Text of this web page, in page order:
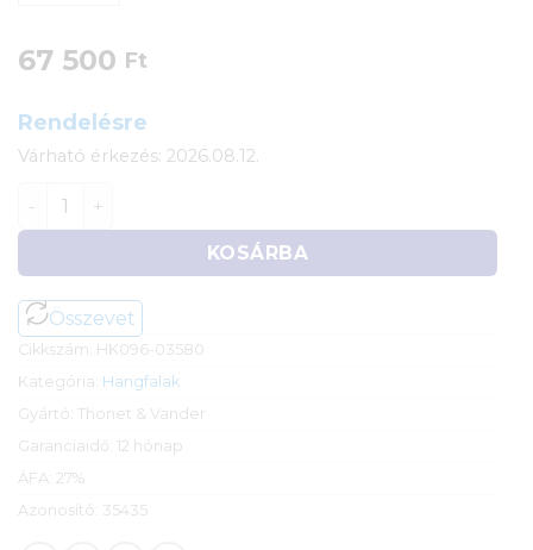
67 500 Ft
Rendelésre
Várható érkezés: 2026.08.12.
Thonet & Vander Dunn Soundbar, Bluetooth-
KOSÁRBA
Összevet
Cikkszám: HK096-03580
Kategória: Hangfalak
Gyártó: Thonet & Vander
Garanciaidő: 12 hónap
ÁFA: 27%
Azonosító: 35435